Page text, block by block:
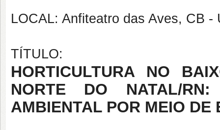
LOCAL: Anfiteatro das Aves, CB -
TÍTULO:
HORTICULTURA NO
NORTE DO NATAL/
AMBIENTAL POR MEIO DE